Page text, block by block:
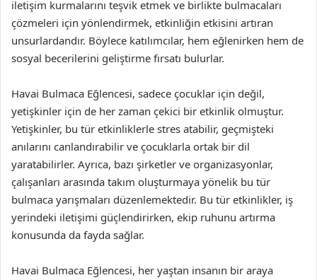
iletişim kurmalarını teşvik etmek ve birlikte bulmacaları
çözmeleri için yönlendirmek, etkinliğin etkisini artıran
unsurlardandır. Böylece katılımcılar, hem eğlenirken hem de
sosyal becerilerini geliştirme fırsatı bulurlar.
Havai Bulmaca Eğlencesi, sadece çocuklar için değil,
yetişkinler için de her zaman çekici bir etkinlik olmuştur.
Yetişkinler, bu tür etkinliklerle stres atabilir, geçmişteki
anılarını canlandırabilir ve çocuklarla ortak bir dil
yaratabilirler. Ayrıca, bazı şirketler ve organizasyonlar,
çalışanları arasında takım oluşturmaya yönelik bu tür
bulmaca yarışmaları düzenlemektedir. Bu tür etkinlikler, iş
yerindeki iletişimi güçlendirirken, ekip ruhunu artırma
konusunda da fayda sağlar.
Havai Bulmaca Eğlencesi, her yaştan insanın bir araya